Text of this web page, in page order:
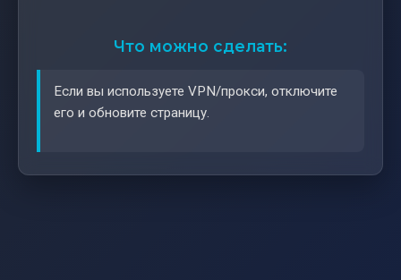
Что можно сделать:
Если вы используете VPN/прокси, отключите
его и обновите страницу.